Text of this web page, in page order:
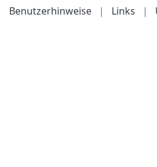
Benutzerhinweise
| Links |